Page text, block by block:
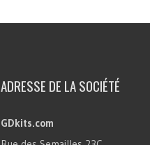
ADRESSE DE LA SOCIÉTÉ
GDkits.com